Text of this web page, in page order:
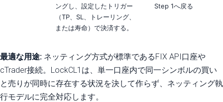
ングし、設定したトリガー
（TP、SL、トレーリング、
または寿命）で決済する。
Step 1へ戻る
最適な用途: ネッティング方式が標準であるFIX API口座や
cTrader接続。LockCL1は、単一口座内で同一シンボルの買い
と売りが同時に存在する状況を決して作らず、ネッティング執
行モデルに完全対応します。